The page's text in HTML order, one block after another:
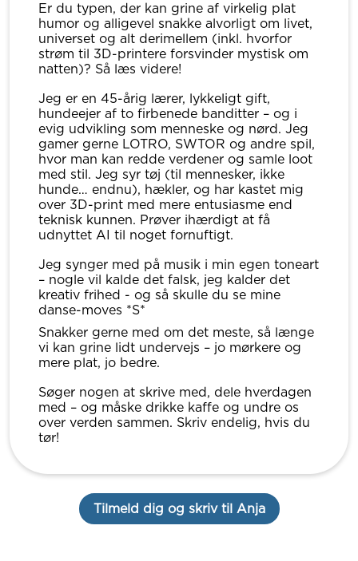
Er du typen, der kan grine af virkelig plat
humor og alligevel snakke alvorligt om livet,
universet og alt derimellem (inkl. hvorfor
strøm til 3D-printere forsvinder mystisk om
natten)? Så læs videre!
Jeg er en 45-årig lærer, lykkeligt gift,
hundeejer af to firbenede banditter – og i
evig udvikling som menneske og nørd. Jeg
gamer gerne LOTRO, SWTOR og andre spil,
hvor man kan redde verdener og samle loot
med stil. Jeg syr tøj (til mennesker, ikke
hunde… endnu), hækler, og har kastet mig
over 3D-print med mere entusiasme end
teknisk kunnen. Prøver ihærdigt at få
udnyttet AI til noget fornuftigt.
Jeg synger med på musik i min egen toneart
– nogle vil kalde det falsk, jeg kalder det
kreativ frihed - og så skulle du se mine
danse-moves *S*
Snakker gerne med om det meste, så længe
vi kan grine lidt undervejs – jo mørkere og
mere plat, jo bedre.
Søger nogen at skrive med, dele hverdagen
med – og måske drikke kaffe og undre os
over verden sammen. Skriv endelig, hvis du
tør!
Tilmeld dig og skriv til Anja